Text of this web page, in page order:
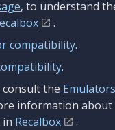
, to understand
.
compatibility.
.
consult the Emulators
information about
Recalbox
.